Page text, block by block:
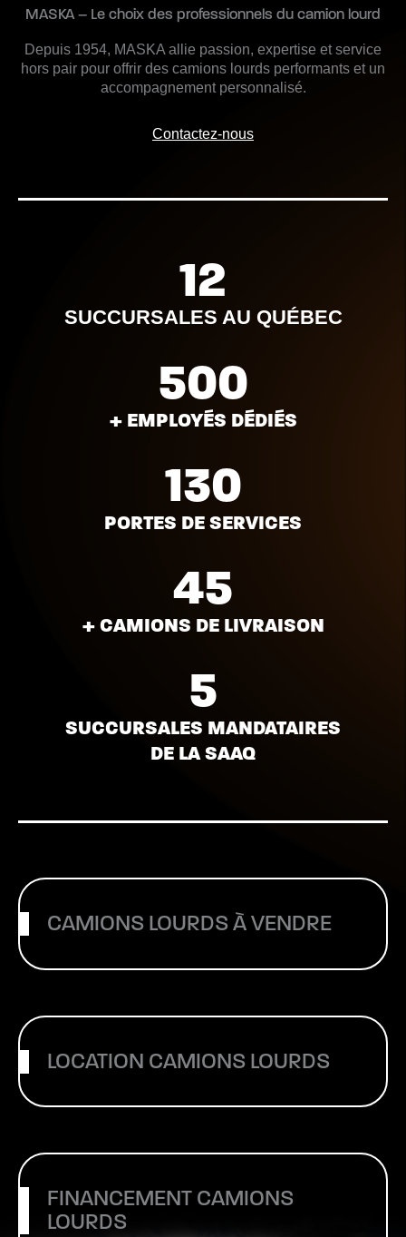
MASKA – Le choix des professionnels du camion lourd
Depuis 1954, MASKA allie passion, expertise et service
hors pair pour offrir des camions lourds performants et un
accompagnement personnalisé.
Contactez-nous
12
SUCCURSALES AU QUÉBEC
500
+ EMPLOYÉS DÉDIÉS
130
PORTES DE SERVICES
45
+ CAMIONS DE LIVRAISON
5
SUCCURSALES MANDATAIRES
DE LA SAAQ
CAMIONS LOURDS À VENDRE
LOCATION CAMIONS LOURDS
FINANCEMENT CAMIONS
LOURDS